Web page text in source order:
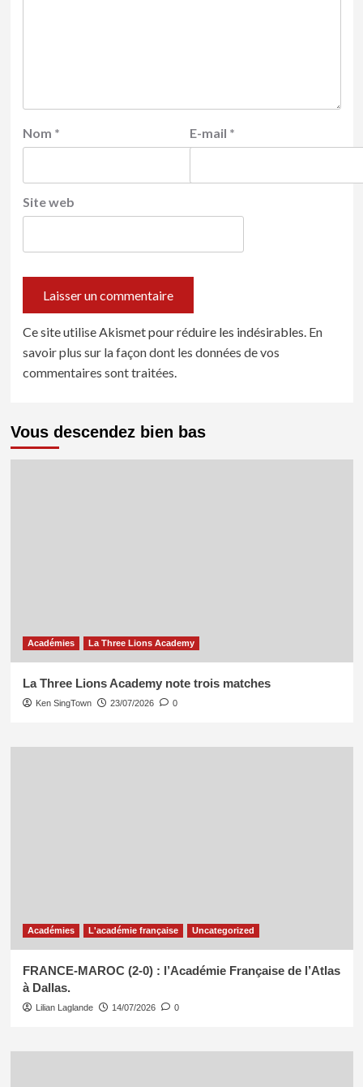
Nom * E-mail *
Site web
Ce site utilise Akismet pour réduire les indésirables. En
savoir plus sur la façon dont les données de vos
commentaires sont traitées.
Vous descendez bien bas
Académies La Three Lions Academy
La Three Lions Academy note trois matches
Ken SingTown 23/07/2026 0
Académies L'académie française Uncategorized
FRANCE-MAROC (2-0) : l’Académie Française de l’Atlas
à Dallas.
Lilian Laglande 14/07/2026 0